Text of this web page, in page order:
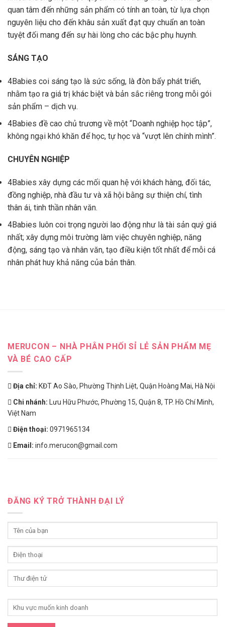
quan tâm đến những sản phẩm có tính an toàn, từ lựa chọn
nguyên liệu cho đến khâu sản xuất đạt quy chuẩn an toàn
tuyệt đối mang đến sự hài lòng cho các bậc phụ huynh.
SÁNG TẠO
4Babies coi sáng tạo là sức sống, là đòn bẩy phát triển,
nhằm tạo ra giá trị khác biệt và bản sắc riêng trong mỗi gói
sản phẩm – dịch vụ.
4Babies đề cao chủ trương về một “Doanh nghiệp học tập”,
không ngại khó khăn để học, tự học và “vượt lên chính mình”.
CHUYÊN NGHIỆP
4Babies xây dựng các mối quan hệ với khách hàng, đối tác,
đồng nghiệp, nhà đầu tư và xã hội bằng sự thiện chí, tình
thân ái, tinh thần nhân văn.
4Babies luôn coi trọng người lao động như là tài sản quý giá
nhất; xây dựng môi trường làm việc chuyên nghiệp, năng
động, sáng tạo và nhân văn, tạo điều kiện tốt nhất để mỗi cá
nhân phát huy khả năng của bản thân.
MERUCON – NHÀ PHÂN PHỐI SỈ LẺ SẢN PHẨM MẸ
VÀ BÉ CAO CẤP
Địa chỉ: KĐT Ao Sào, Phường Thịnh Liệt, Quận Hoàng Mai, Hà Nội
Chi nhánh: Lưu Hữu Phước, Phường 15, Quận 8, TP. Hồ Chí Minh,
Việt Nam
Điện thoại: 0971965134
Email: info.merucon@gmail.com
ĐĂNG KÝ TRỞ THÀNH ĐẠI LÝ